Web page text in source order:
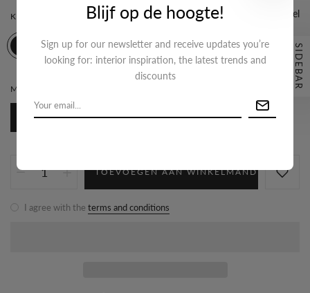
KLEUR:
MATERIAAL SIERAAD:
Roestvrij staal
Maattabel
TOEVOEGEN AAN WINKELMAND
I agree with the terms and conditions
SIDEBAR
Blijf op de hoogte!
Sign up for our newsletter and receive updates you’re
looking for: interior inspiration, the latest trends and
discounts